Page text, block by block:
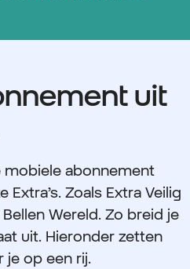
uit
mobiele abonnement
Zoals Extra Veilig
Wereld. Zo breid je
uit. Hieronder zetten
je op een rij.